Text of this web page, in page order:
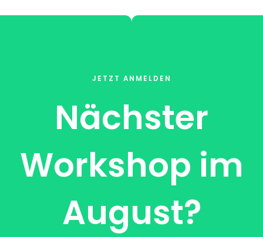
JETZT ANMELDEN
Nächster
Workshop im
August?